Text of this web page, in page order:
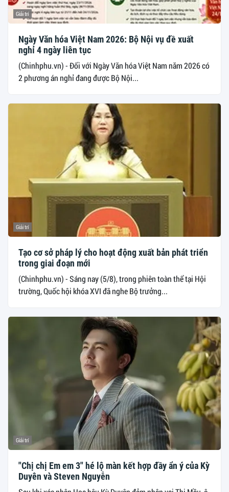
Giải trí
Ngày Văn hóa Việt Nam 2026: Bộ Nội vụ đề xuất
nghỉ 4 ngày liên tục
(Chinhphu.vn) - Đối với Ngày Văn hóa Việt Nam năm 2026 có
2 phương án nghỉ đang được Bộ Nội...
Giải trí
Tạo cơ sở pháp lý cho hoạt động xuất bản phát triển
trong giai đoạn mới
(Chinhphu.vn) - Sáng nay (5/8), trong phiên toàn thể tại Hội
trường, Quốc hội khóa XVI đã nghe Bộ trưởng...
Giải trí
"Chị chị Em em 3" hé lộ màn kết hợp đầy ẩn ý của Kỳ
Duyên và Steven Nguyễn